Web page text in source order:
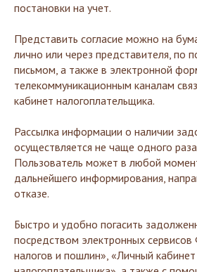
постановки на учет.
Представить согласие можно на
лично или через представителя, по
письмом, а также в электронной
телекоммуникационным каналам
кабинет налогоплательщика.
Рассылка информации о наличии
осуществляется не чаще одного
Пользователь может в любой
дальнейшего информирования,
отказе.
Быстро и удобно погасить
посредством электронных
налогов и пошлин», «Личный кабинет